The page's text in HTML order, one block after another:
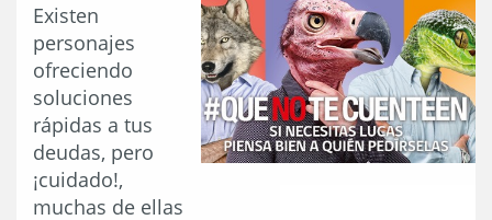
Existen
personajes
ofreciendo
soluciones
rápidas a tus
deudas, pero
¡cuidado!,
muchas de ellas